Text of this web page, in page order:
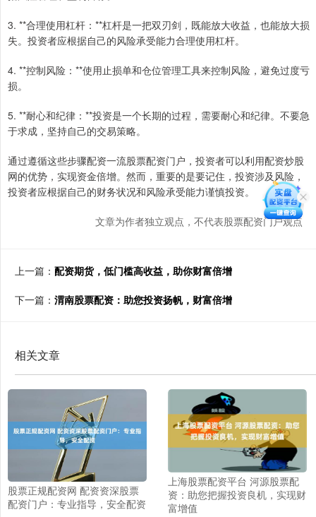
3. **合理使用杠杆：**杠杆是一把双刃剑，既能放大收益，也能放大损
失。投资者应根据自己的风险承受能力合理使用杠杆。
4. **控制风险：**使用止损单和仓位管理工具来控制风险，避免过度亏
损。
5. **耐心和纪律：**投资是一个长期的过程，需要耐心和纪律。不要急
于求成，坚持自己的交易策略。
通过遵循这些步骤配资一流股票配资门户，投资者可以利用配资炒股
网的优势，实现资金倍增。然而，重要的是要记住，投资涉及风险，
投资者应根据自己的财务状况和风险承受能力谨慎投资。
文章为作者独立观点，不代表股票配资门户观点
上一篇： 配资期货，低门槛高收益，助你财富倍增
下一篇： 渭南股票配资：助您投资扬帆，财富倍增
相关文章
股票正规配资网 配资资深股票
配资门户：专业指导，安全配资
上海股票配资平台 河源股票配
资：助您把握投资良机，实现财
富增值